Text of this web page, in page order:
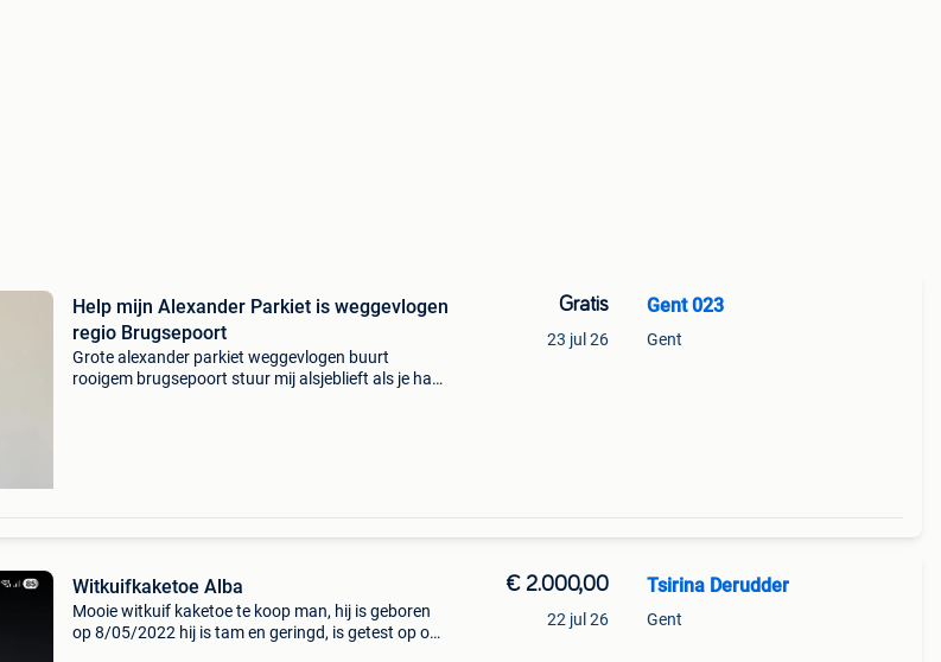
Help mijn Alexander Parkiet is weggevlogen
regio Brugsepoort
Grote alexander parkiet weggevlogen buurt
rooigem brugsepoort stuur mij alsjeblieft als je haar
Gratis
23 jul 26
Gent 023
Gent
Witkuifkaketoe Alba
Mooie witkuif kaketoe te koop man, hij is geboren
op 8/05/2022 hij is tam en geringd, is getest op op
€ 2.000,00
22 jul 26
Tsirina Derudder
Gent